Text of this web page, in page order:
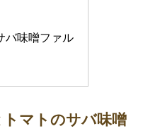
バ味噌ファル
マトのサバ味噌